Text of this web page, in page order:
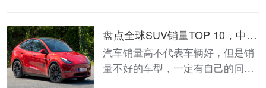
盘点全球SUV销量TOP 10，中国
唯一神车上榜！第一你猜是哪
款？
汽车销量高不代表车辆好，但是销
量不好的车型，一定有自己的问